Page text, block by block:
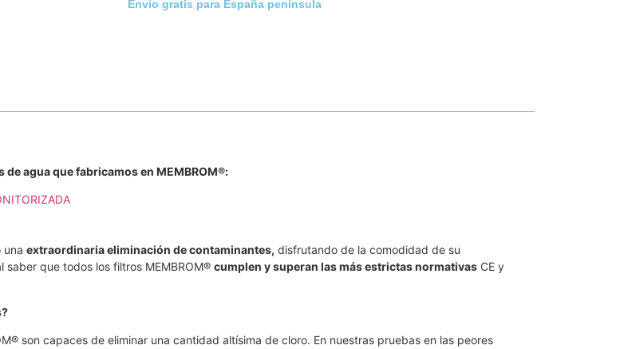
Envío gratis para España península
agua que fabricamos en MEMBROM®:
una extraordinaria eliminación de contaminantes, disfrutando de la comodidad de su
saber que todos los filtros MEMBROM® cumplen y superan las más estrictas normativas CE y
son capaces de eliminar una cantidad altísima de cloro. En nuestras pruebas en las peores